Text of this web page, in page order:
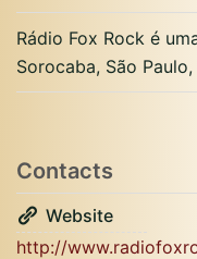
Rádio Fox Rock é
Sorocaba, São
Contacts
Website
http://